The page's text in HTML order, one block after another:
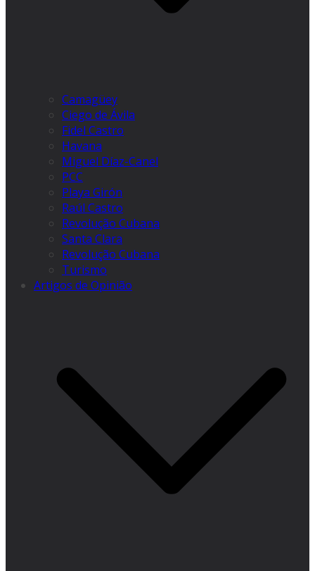
Camagüey
Ciego de Ávila
Fidel Castro
Havana
Miguel Díaz-Canel
PCC
Playa Girón
Raúl Castro
Revolução Cubana
Santa Clara
Revolução Cubana
Turismo
Artigos de Opinião